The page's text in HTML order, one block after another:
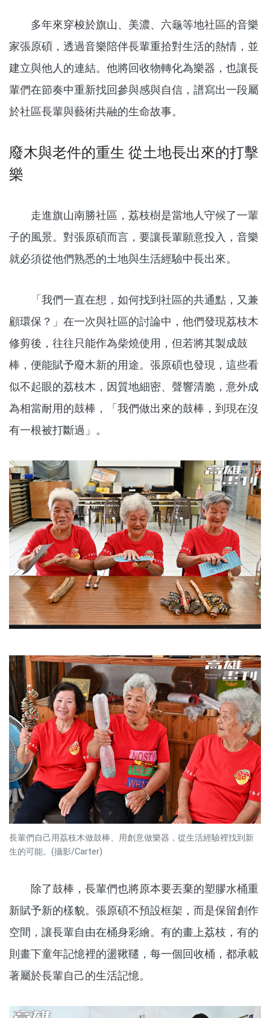
多年來穿梭於旗山、美濃、六龜等地社區的音樂
家張原碩，透過音樂陪伴長輩重拾對生活的熱情，並
建立與他人的連結。他將回收物轉化為樂器，也讓長
輩們在節奏中重新找回參與感與自信，譜寫出一段屬
於社區長輩與藝術共融的生命故事。
廢木與老件的重生 從土地長出來的打擊
樂
走進旗山南勝社區，荔枝樹是當地人守候了一輩
子的風景。對張原碩而言，要讓長輩願意投入，音樂
就必須從他們熟悉的土地與生活經驗中長出來。
「我們一直在想，如何找到社區的共通點，又兼
顧環保？」在一次與社區的討論中，他們發現荔枝木
修剪後，往往只能作為柴燒使用，但若將其製成鼓
棒，便能賦予廢木新的用途。張原碩也發現，這些看
似不起眼的荔枝木，因質地細密、聲響清脆，意外成
為相當耐用的鼓棒，「我們做出來的鼓棒，到現在沒
有一根被打斷過」。
長輩們自己用荔枝木做鼓棒、用創意做樂器，從生活經驗裡找到新
生的可能。(攝影/Carter)
除了鼓棒，長輩們也將原本要丟棄的塑膠水桶重
新賦予新的樣貌。張原碩不預設框架，而是保留創作
空間，讓長輩自由在桶身彩繪。有的畫上荔枝，有的
則畫下童年記憶裡的盪鞦韆，每一個回收桶，都承載
著屬於長輩自己的生活記憶。